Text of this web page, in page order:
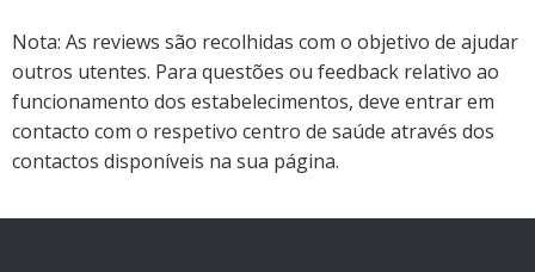
Nota: As reviews são recolhidas com o objetivo de ajudar
outros utentes. Para questões ou feedback relativo ao
funcionamento dos estabelecimentos, deve entrar em
contacto com o respetivo centro de saúde através dos
contactos disponíveis na sua página.